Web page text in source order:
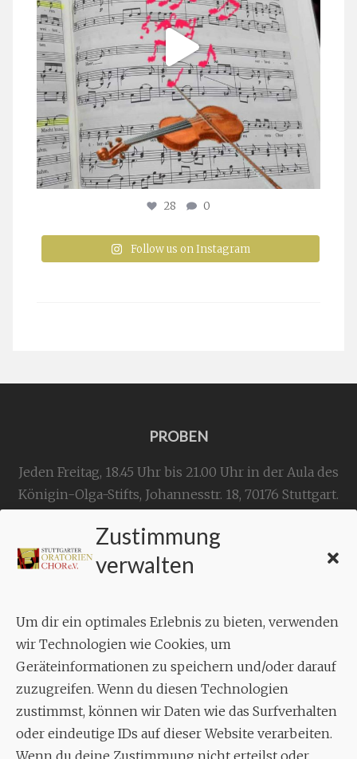
Zustimmung
verwalten
Um dir ein optimales Erlebnis zu bieten, verwenden
wir Technologien wie Cookies, um
Geräteinformationen zu speichern und/oder darauf
zuzugreifen. Wenn du diesen Technologien
zustimmst, können wir Daten wie das Surfverhalten
oder eindeutige IDs auf dieser Website verarbeiten.
Wenn du deine Zustimmung nicht erteilst oder
28 0
Follow us on Instagram
PROBEN
Jeden Freitag, 18.45 Uhr bis 21.00 Uhr in der Aula des
Königin-Olga-Stifts, Johannesstr. 18, 70176 Stuttgart.
KONTAKT
Geschäftsstelle:
Aixheimer Str. 18
70619 Stuttgart
MUSIK
Musikalischer Leiter:
Enrico Trummer